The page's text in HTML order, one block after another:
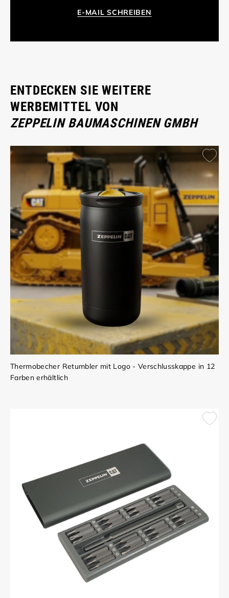
E-MAIL SCHREIBEN
ENTDECKEN SIE WEITERE
WERBEMITTEL VON
ZEPPELIN BAUMASCHINEN GMBH
Thermobecher Retumbler mit Logo - Verschlusskappe in 12
Farben erhältlich